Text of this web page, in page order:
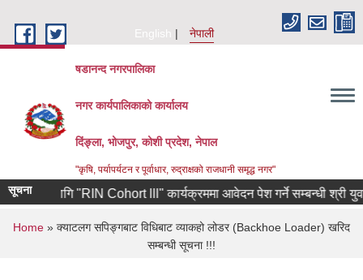
English
नेपाली
षडानन्द नगरपालिका
नगर कार्यपालिकाको कार्यालय
दिंङ्ला, भोजपुर, कोशी प्रदेश, नेपाल
"कृषि, पर्यापर्यटन र पूर्वाधार, रुद्राक्षको राजधानी समृद्ध नगर"
सूचना लागि "RIN Cohort lll" कार्यक्रममा आवेदन पेश गर्ने सम्बन्धी श्री युवा,
You are here
Home » क्याटलग सपिङ्गबाट विधिबाट व्याकहो लोडर (Backhoe Loader) खरिद
सम्बन्धी सूचना !!!